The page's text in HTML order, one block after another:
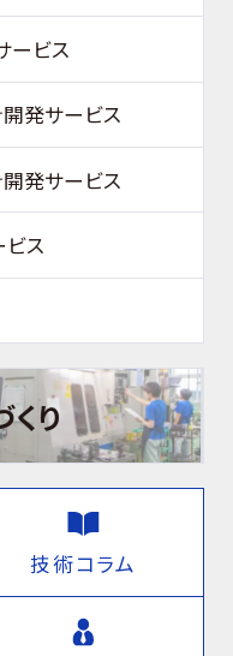
ービス
発サービス
発サービス
ス
り
技術コラム